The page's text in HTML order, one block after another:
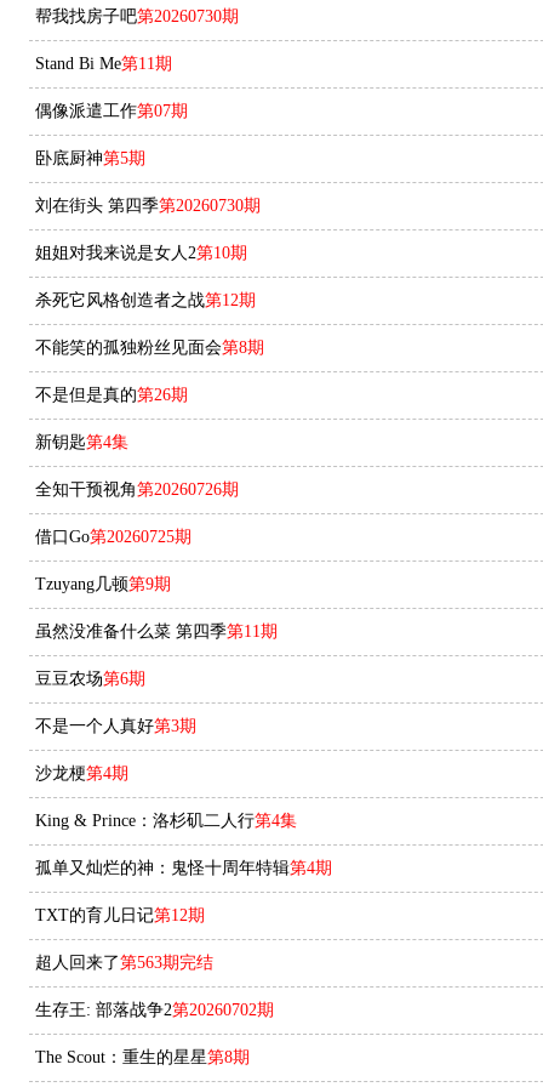
帮我找房子吧第20260730期
Stand Bi Me第11期
偶像派遣工作第07期
卧底厨神第5期
刘在街头 第四季第20260730期
姐姐对我来说是女人2第10期
杀死它风格创造者之战第12期
不能笑的孤独粉丝见面会第8期
不是但是真的第26期
新钥匙第4集
全知干预视角第20260726期
借口Go第20260725期
Tzuyang几顿第9期
虽然没准备什么菜 第四季第11期
豆豆农场第6期
不是一个人真好第3期
沙龙梗第4期
King & Prince：洛杉矶二人行第4集
孤单又灿烂的神：鬼怪十周年特辑第4期
TXT的育儿日记第12期
超人回来了第563期完结
生存王: 部落战争2第20260702期
The Scout：重生的星星第8期